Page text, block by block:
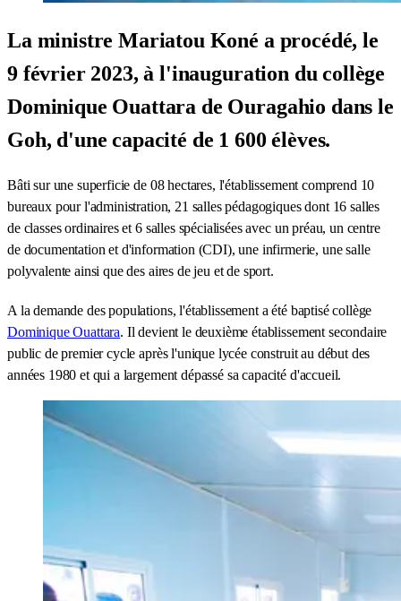
La ministre Mariatou Koné a procédé, le
9 février 2023, à l'inauguration du collège
Dominique Ouattara de Ouragahio dans le
Goh, d'une capacité de 1 600 élèves.
Bâti sur une superficie de 08 hectares, l'établissement comprend 10
bureaux pour l'administration, 21 salles pédagogiques dont 16 salles
de classes ordinaires et 6 salles spécialisées avec un préau, un centre
de documentation et d'information (CDI), une infirmerie, une salle
polyvalente ainsi que des aires de jeu et de sport.
A la demande des populations, l'établissement a été baptisé collège
Dominique Ouattara. Il devient le deuxième établissement secondaire
public de premier cycle après l'unique lycée construit au début des
années 1980 et qui a largement dépassé sa capacité d'accueil.